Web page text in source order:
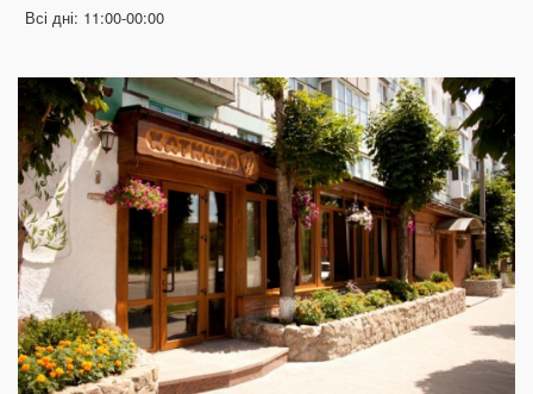
Всі дні: 11:00-00:00